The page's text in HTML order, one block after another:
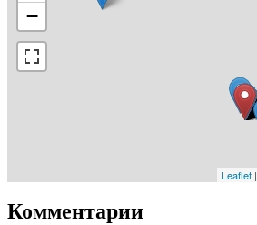
−
Leaflet
Комментарии